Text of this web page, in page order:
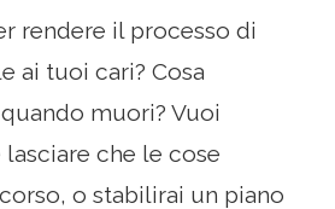
rendere il processo di
ai tuoi cari? Cosa
muori? Vuoi
che le cose
o stabilirai un piano